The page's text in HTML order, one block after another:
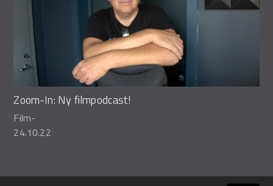
Zoom-In: Ny filmpodcast!
Film-
24.10.22